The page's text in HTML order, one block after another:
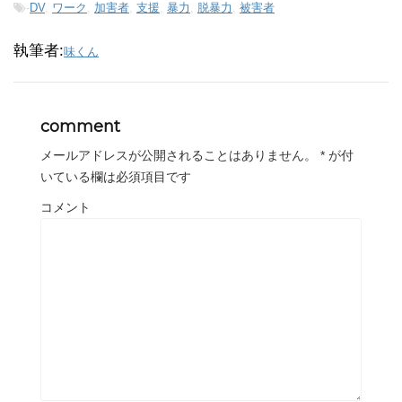
-DV, ワーク , 加害者, 支援, 暴力 , 脱暴力 , 被害者
執筆者:味くん
comment
メールアドレスが公開されることはありません。 * が付
いている欄は必須項目です
コメント